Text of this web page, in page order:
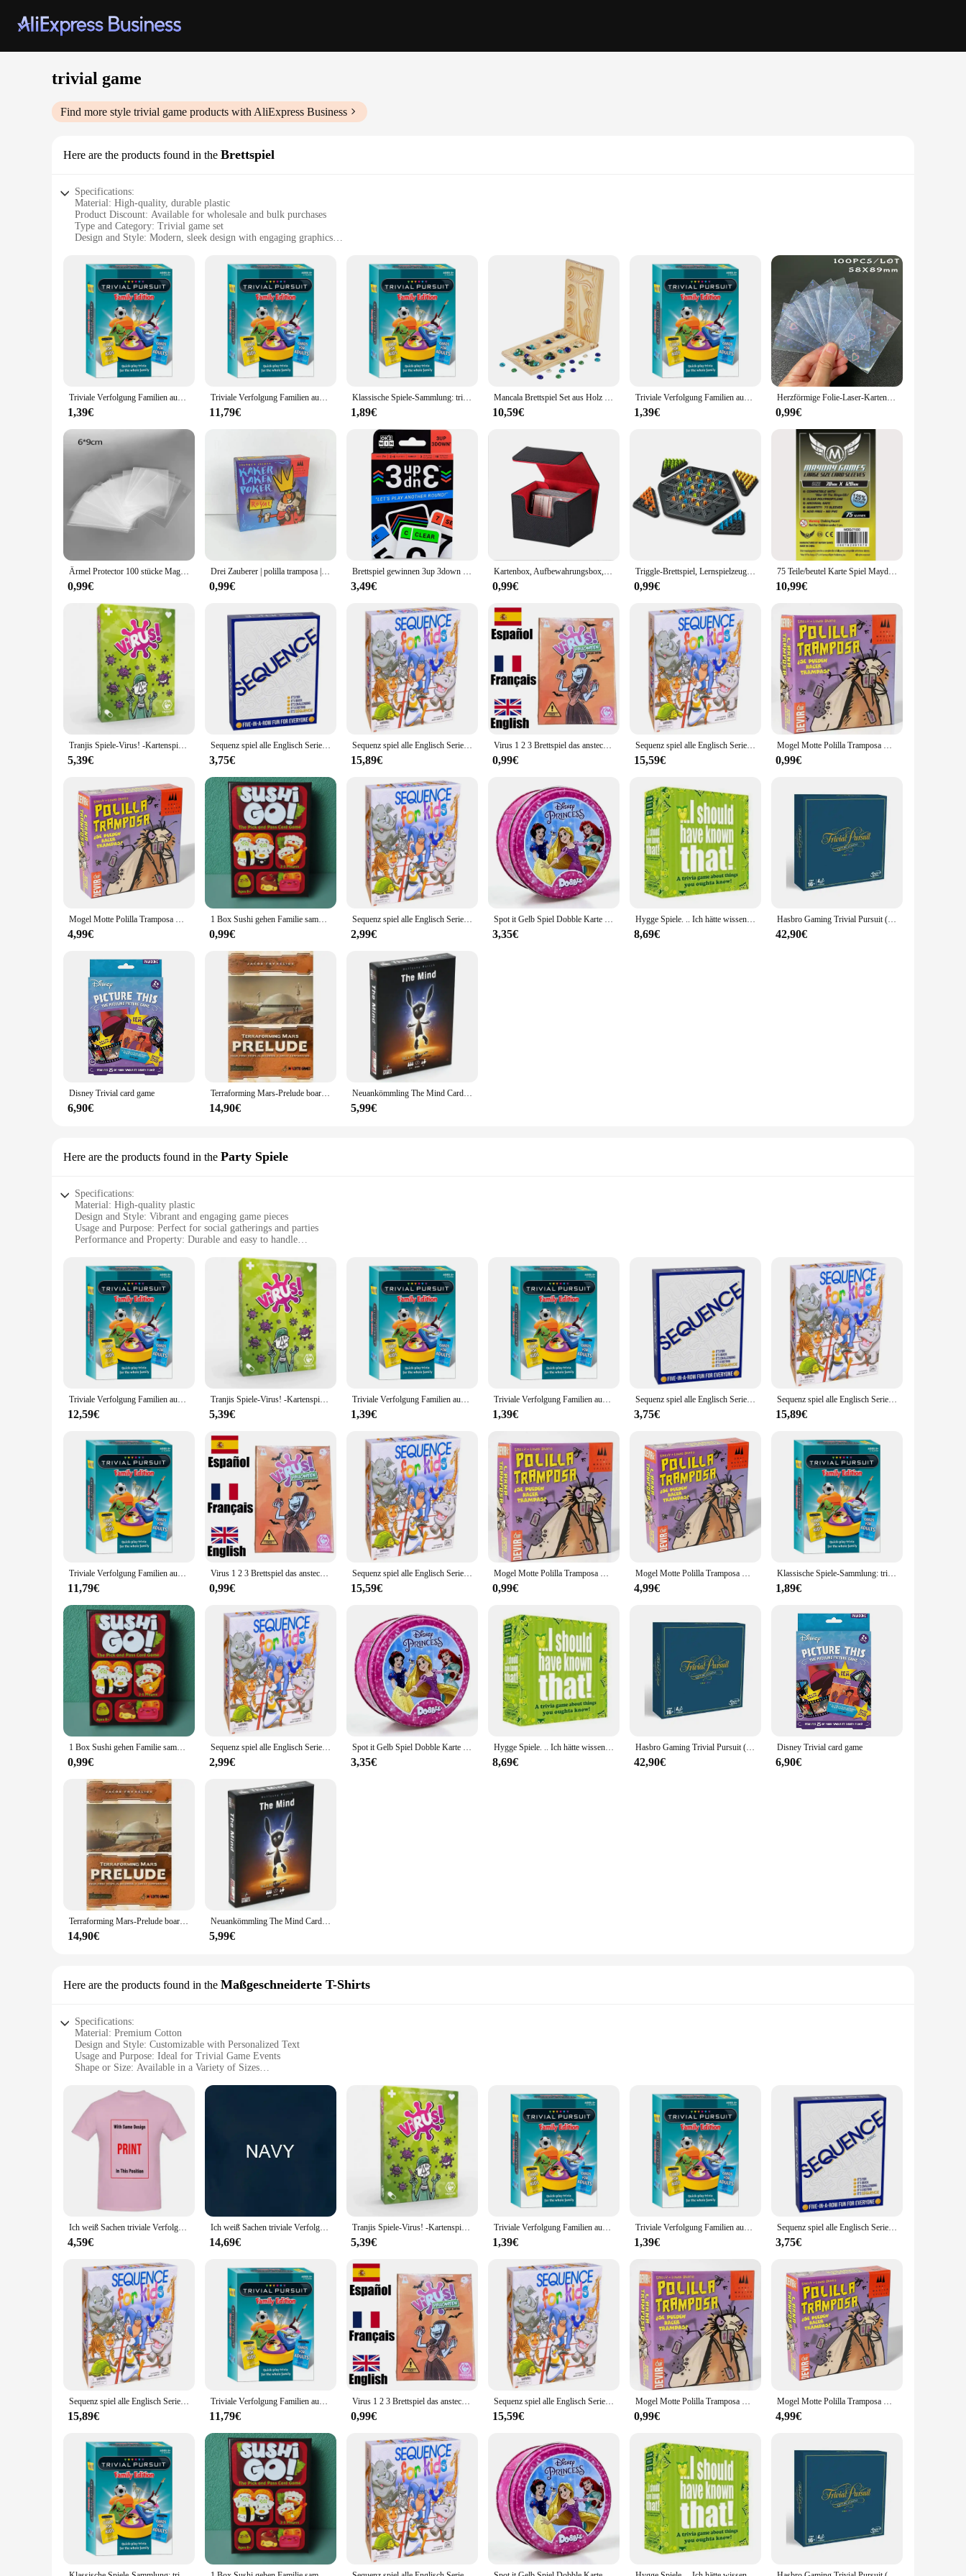
trivial game
Find more style trivial game products with AliExpress Business
Here are the products found in the Brettspiel
Specifications:
Material: High-quality, durable plastic
Product Discount: Available for wholesale and bulk purchases
Type and Category: Trivial game set
Design and Style: Modern, sleek design with engaging graphics
Parts and Accessories: Comprehensive set with multiple game cards and components
Features:
**Engaging Gameplay for Everyone**
The trivial game Brettspiel is a must-have for any avid board game enthusiast. Designed to cater to a wide audience, this game set is perfect for social gatherings, parties, and family game nights. The
modern, sleek design of the game pieces and cards is not only visually appealing but also ensures that the game stands out on any table. The easy-to-read cards and smooth gameplay mechanics make it
accessible for players of all ages and skill levels, making it a versatile addition to any game collection.
**Perfect for Any Occasion**
Whether you're looking to entertain guests at a party or simply want to spend quality time with family, the trivial game Brettspiel is the ideal choice. Its lightweight and portable design make it easy to
transport, ensuring that fun can be had anywhere. The game's comprehensive set includes multiple game cards and components, providing a full and engaging experience for all players. With its
**A Game for Everyone**
The trivial game Brettspiel is not just a game; it's an experience. It's designed to bring people together, fostering a sense of camaraderie and friendly competition. With its simple yet engaging
gameplay, it's a game that can be enjoyed by all, from the casual gamer to the seasoned board game aficionado. The game's sets are available for sale, making it accessible to a broad audience. Whether
you're looking to add a new game to your collection or are a vendor or supplier looking to expand your offerings, the trivial game Brettspiel is a choice that won't disappoint.
Triviale Verfolgung Familien ausgabe: Spaß und pädagogische Familien spiel nacht
1,39€
Triviale Verfolgung Familien ausgabe Spiel: eine lustige und heraus fordernde Art, Familie und Freunde zusammen zu bringen
11,79€
Klassische Spiele-Sammlung: triviale Verfolgung klassische Edition-das perfekte Spiel für Freund treffen
1,89€
Mancala Brettspiel Set aus Holz mit Perlen Trivial Verfolgung frei klappbar zusammen klappbar Mancale faltbar Edelstein Mind Puzzle Spiel Schach
10,59€
Triviale Verfolgung Familien ausgabe: Spaß und pädagogische Familien spiel nacht
1,39€
Herzförmige Folie-Laser-Kartenhüllen, 100 Stück, transparente Aufbewahrungstasche für Tarot-Spiele, YGO-Brettschutz, Sammelkarten, Schildabdeckung
0,99€
Ärmel Protector 100 stücke Magie Bord Spielen Spiel Transparente Lagerung Tasche Tarot Abdeckungen Für Kind Spielzeug Geschenk Zubehör
0,99€
Drei Zauberer | polilla tramposa | biss 20 | heusch recken poker | Kartenspiel | Alter 7 + | 3-5 Spieler | 20 Minuten Spielzeit
0,99€
Brettspiel gewinnen 3up 3down Kartenspiel
3,49€
Kartenbox, Aufbewahrungsbox, umgedrehter seitlicher Einsatz, Weisheitskartenspiel, King Pok É Mon PTCG, Pirat, Brettspiel, Kartenset, Leder
0,99€
Triggle-Brettspiel, Lernspielzeug, Kette, dreieckiges Schachspiel, Triggle-Gummiband-Strategiespiel für den Spieleabend
0,99€
75 Teile/beutel Karte Spiel Mayday Hülse 125% Dicker 70*120mm Hohe Qualität Transparent Karte Schutz Bord Spiel Hülse
10,99€
Tranjis Spiele-Virus! -Kartenspiel-das ansteckend ste Spiel. Spanische Ausgabe. + 8 Jahre
5,39€
Sequenz spiel alle Englisch Serie Puzzle Fantasy Gobang Brettspiel Party Spielkarten
3,75€
Sequenz spiel alle Englisch Serie Puzzle Fantasy Gobang Brettspiel Party Spielkarten
15,89€
Virus 1 2 3 Brettspiel das ansteckend lustige Kartenspiel Spanisch Englisch Französisch Version party Spiel für Spaß Familien spiel
0,99€
Sequenz spiel alle Englisch Serie Puzzle Fantasy Gobang Brettspiel Party Spielkarten
15,59€
Mogel Motte Polilla Tramposa Kartenspiel: Ein lustiges und kostengünstiges Bluffing-Spiel
0,99€
Mogel Motte Polilla Tramposa Kartenspiel Devir-Spiel Motte Cheate (es) Betrug Motte
4,99€
1 Box Sushi gehen Familie sammeln Brettspiel karte, Spaß Kartenspiel Party interaktives Kartenspiel kreative kleine Geschenk Urlaub Zubehör
0,99€
Sequenz spiel alle Englisch Serie Puzzle Fantasy Gobang Brettspiel Party Spielkarten
2,99€
Spot it Gelb Spiel Dobble Karte Spiel Tisch Brettspiel Für Dobbles Kid Karten Dobble spiel Box party spiele doble Englisch Spielzeug
3,35€
Hygge Spiele. .. Ich hätte wissen müssen, dass Trivia-Spiel grüne Brettspiele
8,69€
Hasbro Gaming Trivial Pursuit (Spanish version) (C1940105)
42,90€
Disney Trivial card game
6,90€
Terraforming Mars-Prelude board games custom-made damn games
14,90€
Neuankömmling The Mind Card Game Party Puzzle Brettspiel Team Experience Interaktives Spiel
5,99€
Here are the products found in the Party Spiele
Specifications:
Material: High-quality plastic
Design and Style: Vibrant and engaging game pieces
Usage and Purpose: Perfect for social gatherings and parties
Performance and Property: Durable and easy to handle
Applicable People: Ideal for players of all ages
Features:
**Engaging Gameplay for Everyone**
Step into the world of fun and knowledge with the 'trivial game Party Spiele', a must-have for any party or gathering. This set is designed to captivate players of all ages, from the youngest to the most
seasoned. The vibrant and engaging game pieces are not just a visual treat but also a testament to the quality of the materials used. The durable plastic ensures that the game remains a favorite for years
to come, withstanding the wear and tear of countless parties.
**Designed for Social Interaction**
The 'trivial game Party Spiele' is not just a game; it's an experience that brings people together. Whether you're hosting a small get-together or a large event, this game is the perfect icebreaker. Its
design is not only visually appealing but also thoughtfully crafted to facilitate interaction and teamwork. The game pieces are lightweight and easy to handle, making it accessible for everyone,
including those with limited mobility.
The 'trivial game Party Spiele' is a versatile addition to any vendor's or supplier's inventory. It's a game that can be enjoyed by all, making it an excellent choice for family gatherings, school events, or
even corporate team-building activities. The game is available in sets, making it convenient for resellers to purchase in bulk and offer it for sale to their customers. The game's compact size ensures
that it can be easily stored and transported, making it a go-to choice for any event planner or party host.
Triviale Verfolgung Familien ausgabe Spiel: eine lustige und heraus fordernde Art, Familie und Freunde zusammen zu bringen
12,59€
Tranjis Spiele-Virus! -Kartenspiel-das ansteckend ste Spiel. Spanische Ausgabe. + 8 Jahre
5,39€
Triviale Verfolgung Familien ausgabe: Spaß und pädagogische Familien spiel nacht
1,39€
Triviale Verfolgung Familien ausgabe: Spaß und pädagogische Familien spiel nacht
1,39€
Sequenz spiel alle Englisch Serie Puzzle Fantasy Gobang Brettspiel Party Spielkarten
3,75€
Sequenz spiel alle Englisch Serie Puzzle Fantasy Gobang Brettspiel Party Spielkarten
15,89€
Triviale Verfolgung Familien ausgabe Spiel: eine lustige und heraus fordernde Art, Familie und Freunde zusammen zu bringen
11,79€
Virus 1 2 3 Brettspiel das ansteckend lustige Kartenspiel Spanisch Englisch Französisch Version party Spiel für Spaß Familien spiel
0,99€
Sequenz spiel alle Englisch Serie Puzzle Fantasy Gobang Brettspiel Party Spielkarten
15,59€
Mogel Motte Polilla Tramposa Kartenspiel: Ein lustiges und kostengünstiges Bluffing-Spiel
0,99€
Mogel Motte Polilla Tramposa Kartenspiel Devir-Spiel Motte Cheate (es) Betrug Motte
4,99€
Klassische Spiele-Sammlung: triviale Verfolgung klassische Edition-das perfekte Spiel für Freund treffen
1,89€
1 Box Sushi gehen Familie sammeln Brettspiel karte, Spaß Kartenspiel Party interaktives Kartenspiel kreative kleine Geschenk Urlaub Zubehör
0,99€
Sequenz spiel alle Englisch Serie Puzzle Fantasy Gobang Brettspiel Party Spielkarten
2,99€
Spot it Gelb Spiel Dobble Karte Spiel Tisch Brettspiel Für Dobbles Kid Karten Dobble spiel Box party spiele doble Englisch Spielzeug
3,35€
Hygge Spiele. .. Ich hätte wissen müssen, dass Trivia-Spiel grüne Brettspiele
8,69€
Hasbro Gaming Trivial Pursuit (Spanish version) (C1940105)
42,90€
Disney Trivial card game
6,90€
Terraforming Mars-Prelude board games custom-made damn games
14,90€
Neuankömmling The Mind Card Game Party Puzzle Brettspiel Team Experience Interaktives Spiel
5,99€
Here are the products found in the Maßgeschneiderte T-Shirts
Specifications:
Material: Premium Cotton
Design and Style: Customizable with Personalized Text
Usage and Purpose: Ideal for Trivial Game Events
Shape or Size: Available in a Variety of Sizes
Parts and Accessories: Includes Sets for Sale
Features:
**Unleash the Competitive Spirit**
Step into the world of friendly competition with our tailor-made Trivial Game T-Shirts, designed to elevate your gaming experience. Made from the finest cotton, these shirts offer a comfortable fit
that allows for unrestricted movement, perfect for the active players. The customizable aspect of these shirts allows you to personalize them with your team's name, logo, or any other text that
represents your group. Whether you're participating in a casual game night or a professional tournament, these shirts are your go-to attire for a fun and competitive edge.
Our Trivial Game T-Shirts are not just about the game; they're about versatility. The variety of sizes ensures that everyone can find their perfect fit, while the durable fabric stands up to the rigors of
frequent use. Whether you're a vendor looking to stock up on wholesale merchandise or a supplier seeking to expand your product range, these sets are an excellent addition to your inventory. The
shirts are designed to be worn in a variety of settings, from the comfort of your home to the bustling environment of a gaming convention.
**Tailored for the Trivial Game Enthusiast**
your gaming needs. The shirts are not just a garment; they're a statement of your team's dedication and passion for the game. Whether you're a seasoned player or a newcomer to the scene, these shirts
will help you stand out and showcase your love for the trivial game.
Ich weiß Sachen triviale Verfolgung Brettspiel Shirt von Geek auf Fleek bekommen Ihre Tischplatte T-Shirts
4,59€
Ich weiß Sachen triviale Verfolgung Brettspiel Shirt von Geek auf Fleek bekommen Ihre Tischplatte T-Shirts
14,69€
Tranjis Spiele-Virus! -Kartenspiel-das ansteckend ste Spiel. Spanische Ausgabe. + 8 Jahre
5,39€
Triviale Verfolgung Familien ausgabe: Spaß und pädagogische Familien spiel nacht
1,39€
Triviale Verfolgung Familien ausgabe: Spaß und pädagogische Familien spiel nacht
1,39€
Sequenz spiel alle Englisch Serie Puzzle Fantasy Gobang Brettspiel Party Spielkarten
3,75€
Sequenz spiel alle Englisch Serie Puzzle Fantasy Gobang Brettspiel Party Spielkarten
15,89€
Triviale Verfolgung Familien ausgabe Spiel: eine lustige und heraus fordernde Art, Familie und Freunde zusammen zu bringen
11,79€
Virus 1 2 3 Brettspiel das ansteckend lustige Kartenspiel Spanisch Englisch Französisch Version party Spiel für Spaß Familien spiel
0,99€
Sequenz spiel alle Englisch Serie Puzzle Fantasy Gobang Brettspiel Party Spielkarten
15,59€
Mogel Motte Polilla Tramposa Kartenspiel: Ein lustiges und kostengünstiges Bluffing-Spiel
0,99€
Mogel Motte Polilla Tramposa Kartenspiel Devir-Spiel Motte Cheate (es) Betrug Motte
4,99€